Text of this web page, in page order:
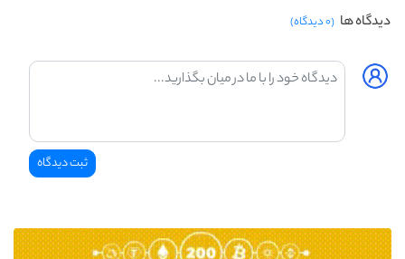
دیدگاه ها (۰ دیدگاه)